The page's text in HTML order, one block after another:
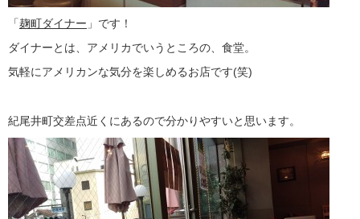
「麹町ダイナー 」です！
ダイナーとは、アメリカでいうところの、食堂。
気軽にアメリカンな気分を楽しめるお店です(笑)
紀尾井町交差点近くにあるので分かりやすいと思います。